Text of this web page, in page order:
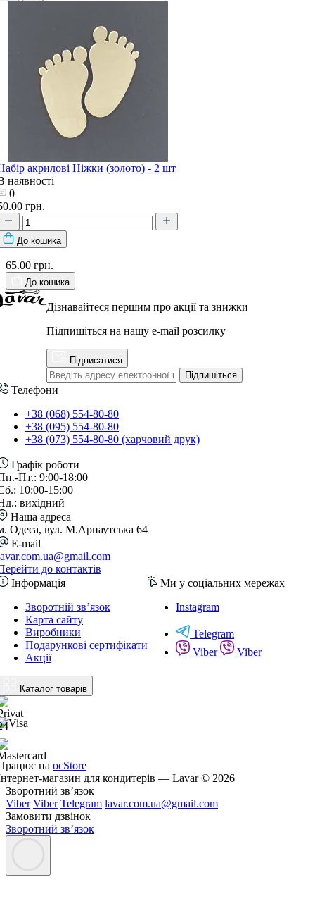
акрилові Ніжки (золото) - 2 шт
наявності
0
грн.
До кошика
65.00 грн.
До кошика
Дізнавайтеся першим про акції та знижки
Підпишіться на нашу e-mail розсилку
Підписатися
Підпишіться
Телефони
+38 (068) 554-80-80
+38 (095) 554-80-80
+38 (073) 554-80-80 (харчовий друк)
Графік роботи
Пт.: 9:00-18:00
10:00-15:00
вихідний
Наша адреса
Одеса, вул. М.Арнаутська 64
E-mail
до контактів
Інформація
Зворотній зв’язок
Карта сайту
Виробники
Подарункові сертифікати
Акції
Каталог товарів
Ми у соціальних мережах
Instagram
Telegram
Viber
Viber
на ocStore
магазин для кондитерів — Lavar © 2026
Зворотний зв’язок
Viber Viber Telegram lavar.com.ua@gmail.com
Замовити дзвінок
Зворотний зв’язок